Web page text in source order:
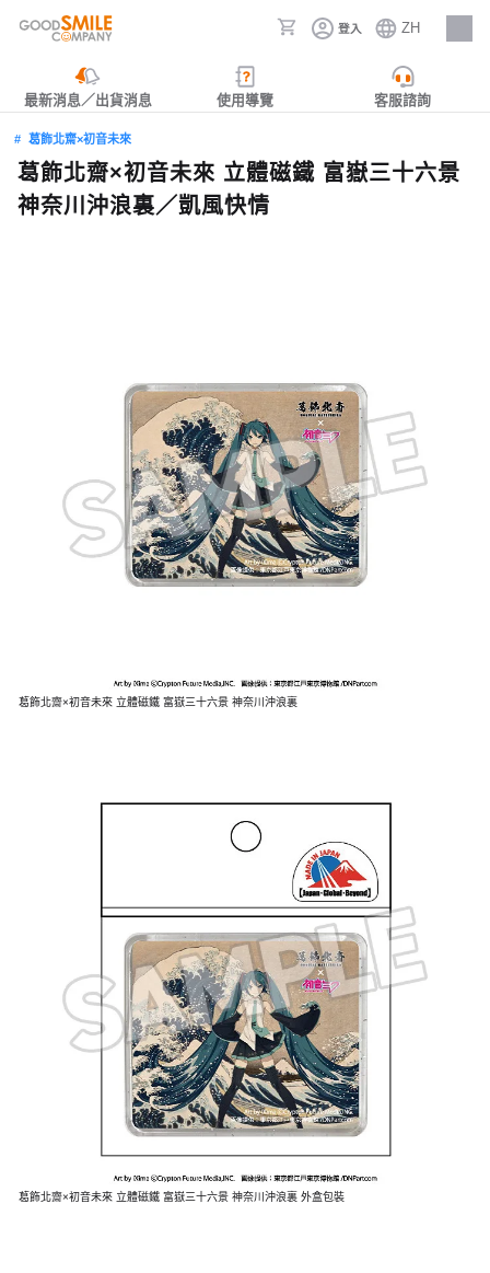
登入 ZH
人才招募
最新消息／出貨消息 使用導覽 客服諮詢
葛飾北齋×初音未來
葛飾北齋×初音未來 立體磁鐵 富嶽三十六景
神奈川沖浪裏／凱風快情
葛飾北齋×初音未來 立體磁鐵 富嶽三十六景 神奈川沖浪裏
葛飾北齋×初音未來 立體磁鐵 富嶽三十六景 神奈川沖浪裏 外盒包裝